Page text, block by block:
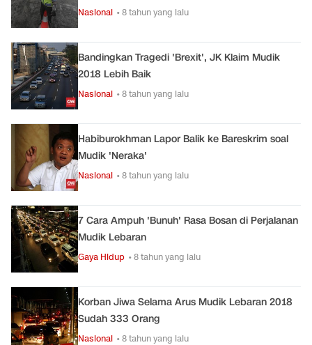
Nasional • 8 tahun yang lalu
Bandingkan Tragedi 'Brexit', JK Klaim Mudik
2018 Lebih Baik
Nasional • 8 tahun yang lalu
Habiburokhman Lapor Balik ke Bareskrim soal
Mudik 'Neraka'
Nasional • 8 tahun yang lalu
7 Cara Ampuh 'Bunuh' Rasa Bosan di Perjalanan
Mudik Lebaran
Gaya Hidup • 8 tahun yang lalu
Korban Jiwa Selama Arus Mudik Lebaran 2018
Sudah 333 Orang
Nasional • 8 tahun yang lalu